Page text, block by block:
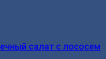
салат с лососем